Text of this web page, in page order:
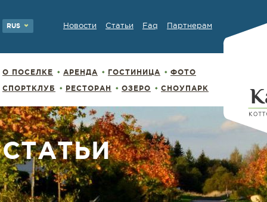
RUS Новости Статьи Faq Партнерам
О ПОСЕЛКЕ АРЕНДА ГОСТИНИЦА ФОТО
СПОРТКЛУБ РЕСТОРАН ОЗЕРО СНОУПАРК
СТАТЬИ